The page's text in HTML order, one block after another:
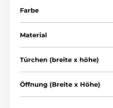
Farbe
Material
Türchen (breite x höhe)
Öffnung (Breite x Höhe)